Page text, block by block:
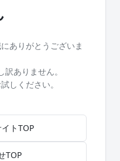
ありがとうございま
ありません。
しください。
トTOP
TOP